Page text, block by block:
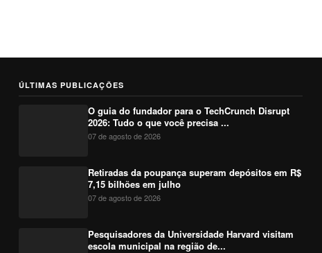
ÚLTIMAS PUBLICAÇÕES
O guia do fundador para o TechCrunch Disrupt
2026: Tudo o que você precisa ...
07 de agosto de 2026
Retiradas da poupança superam depósitos em R$
7,15 bilhões em julho
07 de agosto de 2026
Pesquisadores da Universidade Harvard visitam
escola municipal na região de...